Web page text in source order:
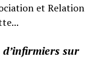
et Relation
d’infirmiers sur